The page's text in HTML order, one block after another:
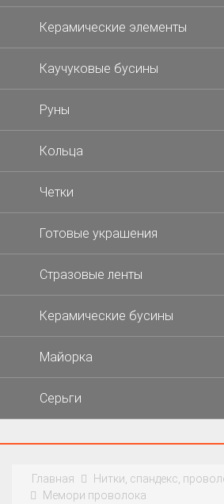
Керамические элементы
Каучуковые бусины
Руны
Кольца
Четки
Готовые украшения
Стразовые ленты
Керамические бусины
Майорка
Серьги
Главная
Нитки, спандекс,
Мемори проволока